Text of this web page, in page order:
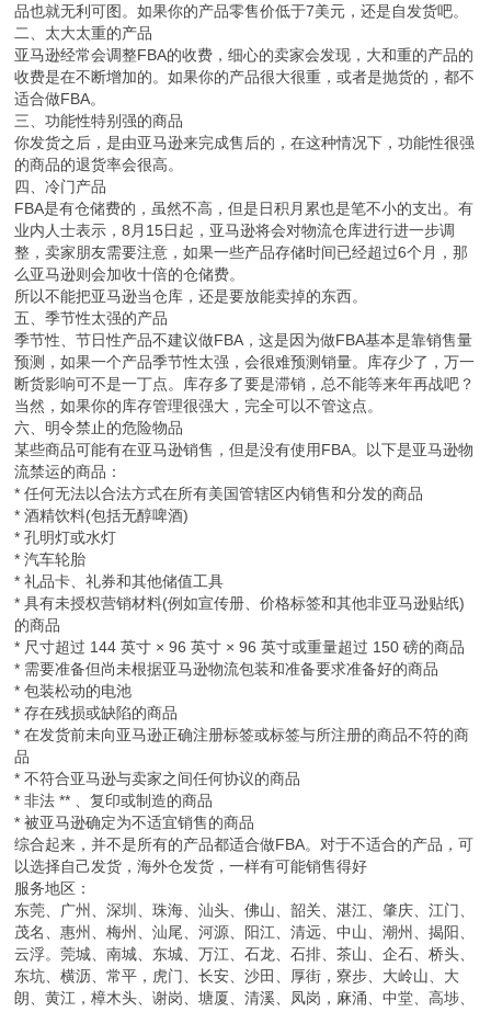
品也就无利可图。如果你的产品零售价低于7美元，还是自发货吧。
二、太大太重的产品
亚马逊经常会调整FBA的收费，细心的卖家会发现，大和重的产品的
收费是在不断增加的。如果你的产品很大很重，或者是抛货的，都不
适合做FBA。
三、功能性特别强的商品
你发货之后，是由亚马逊来完成售后的，在这种情况下，功能性很强
的商品的退货率会很高。
四、冷门产品
FBA是有仓储费的，虽然不高，但是日积月累也是笔不小的支出。有
业内人士表示，8月15日起，亚马逊将会对物流仓库进行进一步调
整，卖家朋友需要注意，如果一些产品存储时间已经超过6个月，那
么亚马逊则会加收十倍的仓储费。
所以不能把亚马逊当仓库，还是要放能卖掉的东西。
五、季节性太强的产品
季节性、节日性产品不建议做FBA，这是因为做FBA基本是靠销售量
预测，如果一个产品季节性太强，会很难预测销量。库存少了，万一
断货影响可不是一丁点。库存多了要是滞销，总不能等来年再战吧？
当然，如果你的库存管理很强大，完全可以不管这点。
六、明令禁止的危险物品
某些商品可能有在亚马逊销售，但是没有使用FBA。以下是亚马逊物
流禁运的商品：
* 任何无法以合法方式在所有美国管辖区内销售和分发的商品
* 酒精饮料(包括无醇啤酒)
* 孔明灯或水灯
* 汽车轮胎
* 礼品卡、礼券和其他储值工具
* 具有未授权营销材料(例如宣传册、价格标签和其他非亚马逊贴纸)
的商品
* 尺寸超过 144 英寸 × 96 英寸 × 96 英寸或重量超过 150 磅的商品
* 需要准备但尚未根据亚马逊物流包装和准备要求准备好的商品
* 包装松动的电池
* 存在残损或缺陷的商品
* 在发货前未向亚马逊正确注册标签或标签与所注册的商品不符的商
品
* 不符合亚马逊与卖家之间任何协议的商品
* 非法 ** 、复印或制造的商品
* 被亚马逊确定为不适宜销售的商品
综合起来，并不是所有的产品都适合做FBA。对于不适合的产品，可
以选择自己发货，海外仓发货，一样有可能销售得好
服务地区：
东莞、广州、深圳、珠海、汕头、佛山、韶关、湛江、肇庆、江门、
茂名、惠州、梅州、汕尾、河源、阳江、清远、中山、潮州、揭阳、
云浮。莞城、南城、东城、万江、石龙、石排、茶山、企石、桥头、
东坑、横沥、常平，虎门、长安、沙田、厚街，寮步、大岭山、大
朗、黄江，樟木头、谢岗、塘厦、清溪、凤岗，麻涌、中堂、高埗、